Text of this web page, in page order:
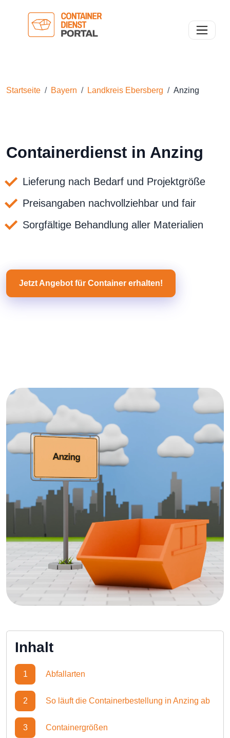
Toggle
Startseite Bayern Landkreis Ebersberg Anzing
Containerdienst in Anzing
Lieferung nach Bedarf und Projektgröße
Preisangaben nachvollziehbar und fair
Sorgfältige Behandlung aller Materialien
Jetzt Angebot für Container erhalten!
Inhalt
1 Abfallarten
2 So läuft die Containerbestellung in Anzing ab
3 Containergrößen